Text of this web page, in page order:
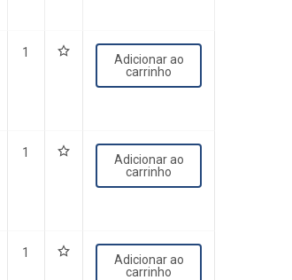
1
Adicionar ao
carrinho
1
Adicionar ao
carrinho
1
Adicionar ao
carrinho